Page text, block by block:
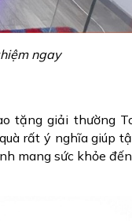
ngay
tặng giải thường
rất ý nghĩa giúp
mang sức khỏe